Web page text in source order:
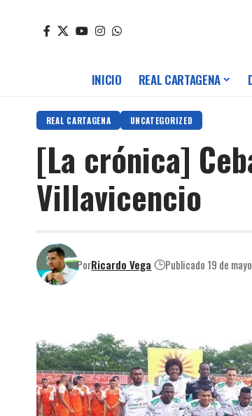
INICIO REAL CARTAGENA
REAL CARTAGENA UNCATEGORIZED
[La crónica]
Villavicencio
PorRicardo Vega Publicado 19 de